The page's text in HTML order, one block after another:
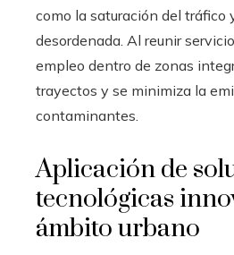
como la saturación del tráfico
desordenada. Al reunir
empleo dentro de zonas
trayectos y se minimiza la
contaminantes.
Aplicación de
tecnológicas
ámbito urbano